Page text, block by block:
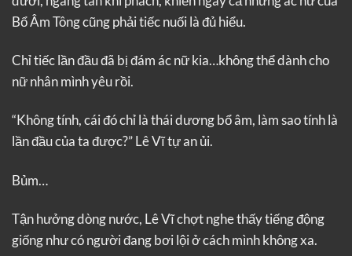
Bổ Âm Tông cũng phải tiếc nuối là đủ hiểu.
Chỉ tiếc lần đầu đã bị đám ác nữ kia…không thể dành cho
nữ nhân mình yêu rồi.
“Không tính, cái đó chỉ là thái dương bổ âm, làm sao tính là
lần đầu của ta được?” Lê Vĩ tự an ủi.
Bủm…
Tận hưởng dòng nước, Lê Vĩ chợt nghe thấy tiếng động
giống như có người đang bơi lội ở cách mình không xa.